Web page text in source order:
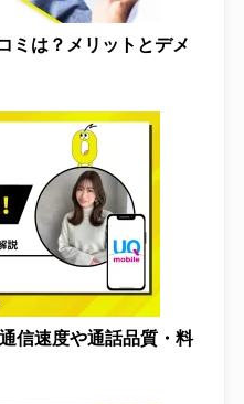
ミは？メリットとデメ
信速度や通話品質・料